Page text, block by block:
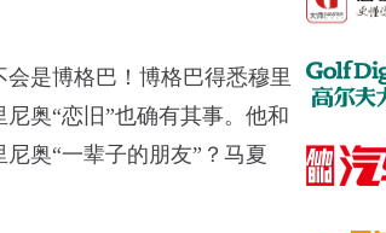
是博格巴！博格巴得悉穆里
奥“恋旧”也确有其事。他和
奥“一辈子的朋友”？马夏